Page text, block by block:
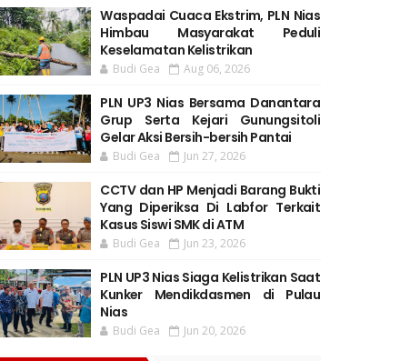
Waspadai Cuaca Ekstrim, PLN Nias
Himbau Masyarakat Peduli
Keselamatan Kelistrikan
Budi Gea Aug 06, 2026
PLN UP3 Nias Bersama Danantara
Grup Serta Kejari Gunungsitoli
Gelar Aksi Bersih-bersih Pantai
Budi Gea Jun 27, 2026
CCTV dan HP Menjadi Barang Bukti
Yang Diperiksa Di Labfor Terkait
Kasus Siswi SMK di ATM
Budi Gea Jun 23, 2026
PLN UP3 Nias Siaga Kelistrikan Saat
Kunker Mendikdasmen di Pulau
Nias
Budi Gea Jun 20, 2026